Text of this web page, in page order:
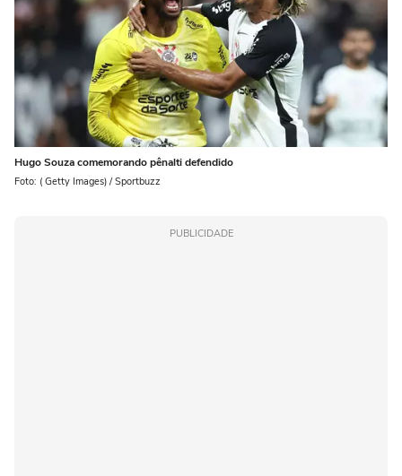
Hugo Souza comemorando pênalti defendido
Foto: ( Getty Images) / Sportbuzz
PUBLICIDADE